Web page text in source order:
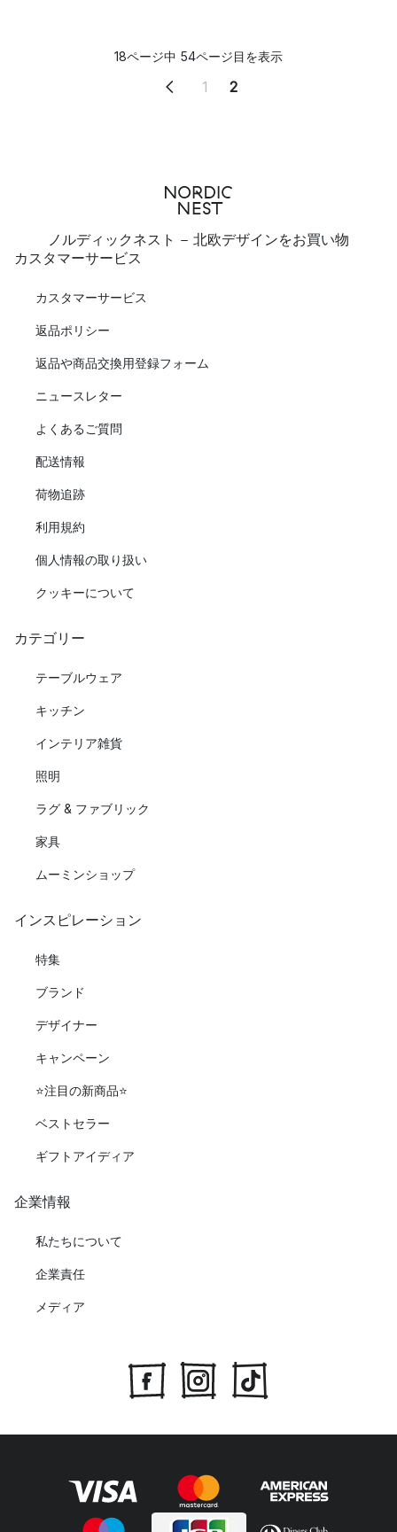
18ページ中 54ページ目を表示
1 2
ノルディックネスト - 北欧デザインをお買い物
カスタマーサービス
カスタマーサービス
返品ポリシー
返品や商品交換用登録フォーム
ニュースレター
よくあるご質問
配送情報
荷物追跡
利用規約
個人情報の取り扱い
クッキーについて
カテゴリー
テーブルウェア
キッチン
インテリア雑貨
照明
ラグ & ファブリック
家具
ムーミンショップ
インスピレーション
特集
ブランド
デザイナー
キャンペーン
⭐️注目の新商品⭐️
ベストセラー
ギフトアイディア
企業情報
私たちについて
企業責任
メディア